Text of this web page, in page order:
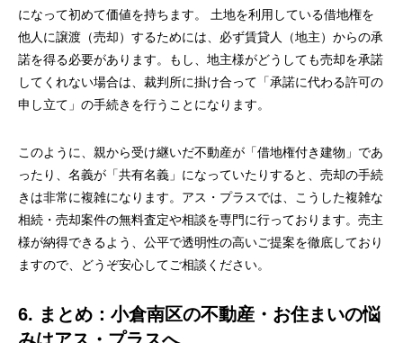
になって初めて価値を持ちます。 土地を利用している借地権を
他人に譲渡（売却）するためには、必ず賃貸人（地主）からの承
諾を得る必要があります。もし、地主様がどうしても売却を承諾
してくれない場合は、裁判所に掛け合って「承諾に代わる許可の
申し立て」の手続きを行うことになります。
このように、親から受け継いだ不動産が「借地権付き建物」であ
ったり、名義が「共有名義」になっていたりすると、売却の手続
きは非常に複雑になります。アス・プラスでは、こうした複雑な
相続・売却案件の無料査定や相談を専門に行っております。売主
様が納得できるよう、公平で透明性の高いご提案を徹底しており
ますので、どうぞ安心してご相談ください。
6. まとめ：小倉南区の不動産・お住まいの悩